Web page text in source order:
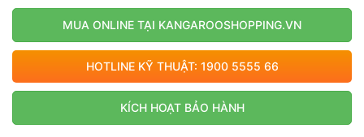
MUA ONLINE TẠI KANGAROOSHOPPING.VN
HOTLINE KỸ THUẬT: 1900 5555 66
KÍCH HOẠT BẢO HÀNH